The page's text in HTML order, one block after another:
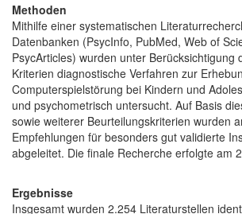
Methoden
Mithilfe einer systematischen
Datenbanken (PsycInfo, PubMed, Web of
PsycArticles) wurden unter Berücksichtigung
Kriterien diagnostische Verfahren zur
Computerspielstörung bei Kindern und
und psychometrisch untersucht. Auf Basis
sowie weiterer Beurteilungskriterien wurden
Empfehlungen für besonders gut validierte
abgeleitet. Die finale Recherche erfolgte am
Ergebnisse
Insgesamt wurden 2.254 Literaturstellen